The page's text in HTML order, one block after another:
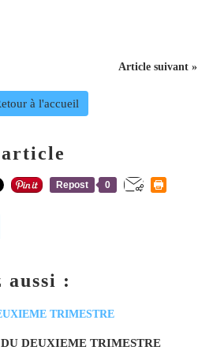
Article suivant »
à l'accueil
Repost 0
aussi :
DEUXIEME TRIMESTRE